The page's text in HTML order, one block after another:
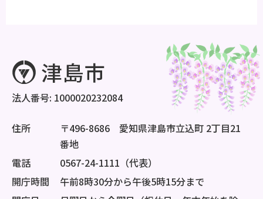
法人番号: 1000020232084
住所
〒496-8686 愛知県津島市立込町 2丁目21
番地
電話
0567-24-1111（代表）
開庁時間
午前8時30分から午後5時15分まで